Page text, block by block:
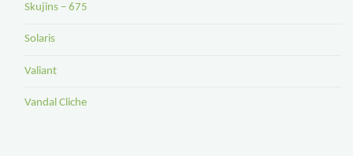
Skujins – 675
Solaris
Valiant
Vandal Cliche